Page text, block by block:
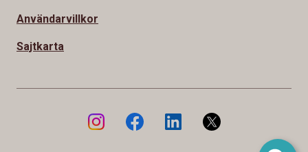
Användarvillkor
Sajtkarta